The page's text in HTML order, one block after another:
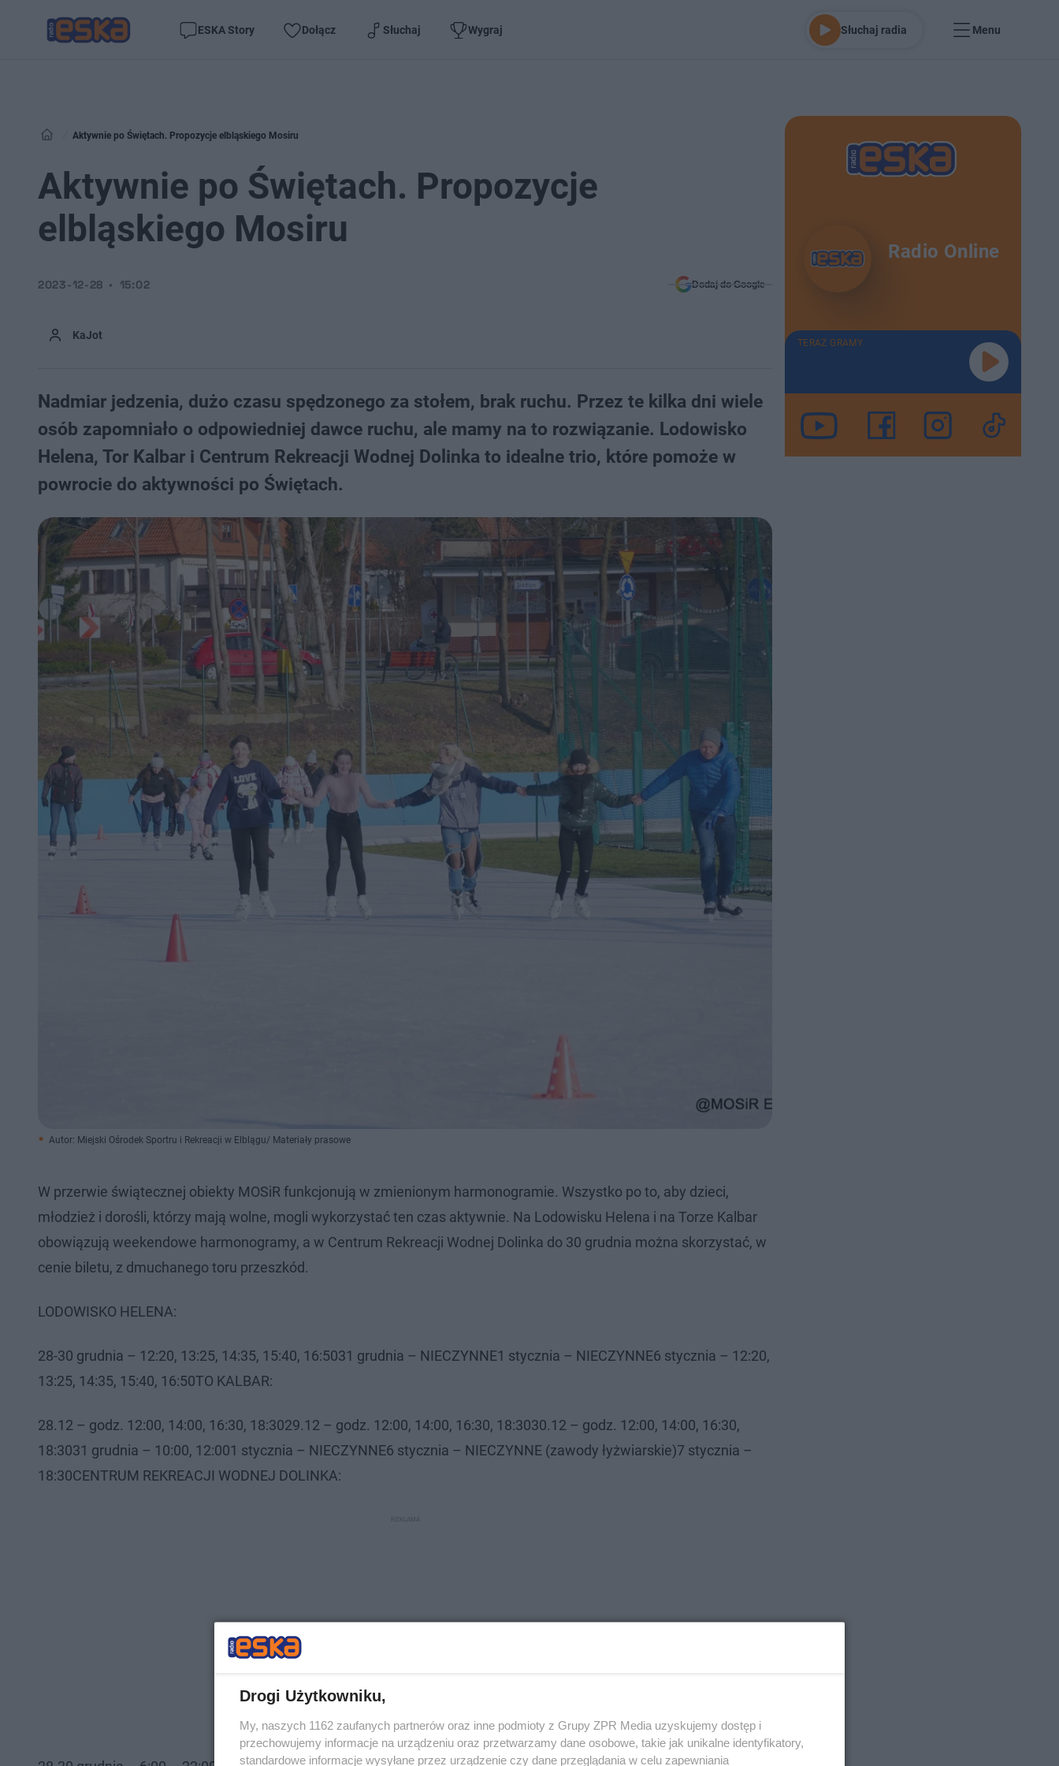
ESKA Story Dołącz Słuchaj Wygraj Słuchaj radia Menu
Aktywnie po Świętach. Propozycje elbląskiego Mosiru
Aktywnie po Świętach. Propozycje
elbląskiego Mosiru
KaJot
2023-12-28 15:02 Dodaj do Google
Nadmiar jedzenia, dużo czasu spędzonego za stołem, brak ruchu. Przez te kilka dni wiele
osób zapomniało o odpowiedniej dawce ruchu, ale mamy na to rozwiązanie. Lodowisko
Helena, Tor Kalbar i Centrum Rekreacji Wodnej Dolinka to idealne trio, które pomoże w
powrocie do aktywności po Świętach.
Autor: Miejski Ośrodek Sportru i Rekreacji w Elblągu/ Materiały prasowe
W przerwie świątecznej obiekty MOSiR funkcjonują w zmienionym harmonogramie. Wszystko po to, aby dzieci,
młodzież i dorośli, którzy mają wolne, mogli wykorzystać ten czas aktywnie. Na Lodowisku Helena i na Torze Kalbar
obowiązują weekendowe harmonogramy, a w Centrum Rekreacji Wodnej Dolinka do 30 grudnia można skorzystać, w
cenie biletu, z dmuchanego toru przeszkód.
LODOWISKO HELENA:
28-30 grudnia – 12:20, 13:25, 14:35, 15:40, 16:5031 grudnia – NIECZYNNE1 stycznia – NIECZYNNE6 stycznia – 12:20,
13:25, 14:35, 15:40, 16:50TO KALBAR:
28.12 – godz. 12:00, 14:00, 16:30, 18:3029.12 – godz. 12:00, 14:00, 16:30, 18:3030.12 – godz. 12:00, 14:00, 16:30,
18:3031 grudnia – 10:00, 12:001 stycznia – NIECZYNNE6 stycznia – NIECZYNNE (zawody łyżwiarskie)7 stycznia –
18:30CENTRUM REKREACJI WODNEJ DOLINKA:
Radio Online
TERAZ GRAMY
Drogi Użytkowniku,
My, naszych 1162 zaufanych partnerów oraz inne podmioty z Grupy ZPR Media uzyskujemy dostęp i
przechowujemy informacje na urządzeniu oraz przetwarzamy dane osobowe, takie jak unikalne identyfikatory,
standardowe informacje wysyłane przez urządzenie czy dane przeglądania w celu zapewniania